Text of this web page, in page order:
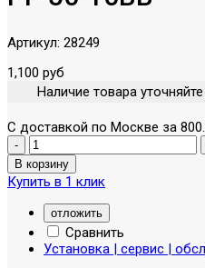
Артикул: 28249
1,100 руб
Наличие товара
С доставкой по Москве за
Купить в 1 клик
отложить
Сравнить
Установка | сервис |